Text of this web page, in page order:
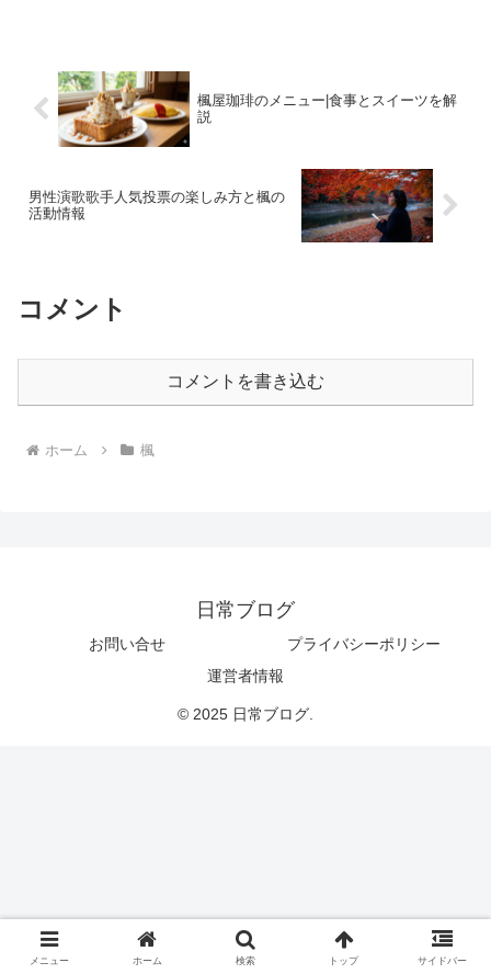
楓屋珈琲のメニュー|食事とスイーツを解
説
男性演歌歌手人気投票の楽しみ方と楓の
活動情報
コメント
コメントを書き込む
ホーム 楓
日常ブログ
お問い合せ
プライバシーポリシー
運営者情報
© 2025 日常ブログ.
メニュー ホーム 検索 トップ サイドバー